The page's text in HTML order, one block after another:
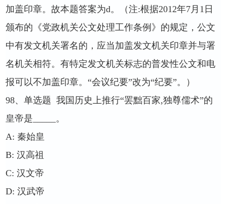
加盖印章。故本题答案为d。（注:根据2012年7月 1 日
颁布的《党政机关公文处理工作条例》的规定，公文
中有发文机关署名的，应当加盖发文机关印章并与署
名机关相符。有特定发文机关标志的普发性公文和电
报可以不加盖印章。“会议纪要”改为“纪要”。）
98、单选题 我国历史上推行“罢黜百家,独尊儒术”的
皇帝是
。
A: 秦始皇
B:汉高祖
C:汉文帝
D:汉武帝